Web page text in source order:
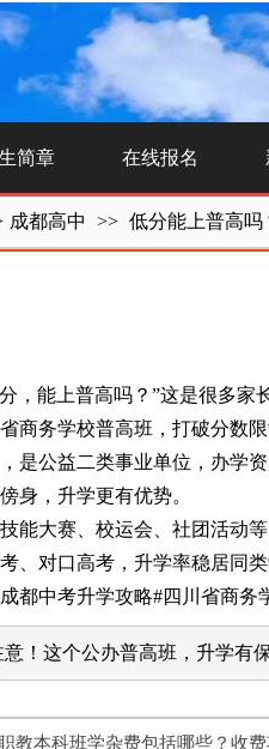
简章 在线报名
成都高中 >> 低分能上普高
能上普高吗？”这是很多家
务学校普高班，打破分数限
公益二类事业单位，办学资
身，升学更有优势。
大赛、校运会、社团活动等
对口高考，升学率稳居同类
都中考升学攻略#四川省商务
！这个公办普高班，升学有
教本科班学杂费包括哪些？收